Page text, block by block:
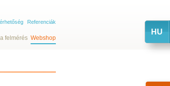
Referenciák
felmérés Webshop
HU